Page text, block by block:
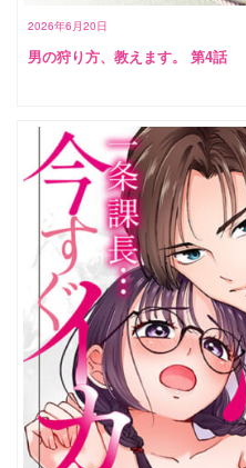
2026年6月20日
男の狩り方、教えます。 第4話